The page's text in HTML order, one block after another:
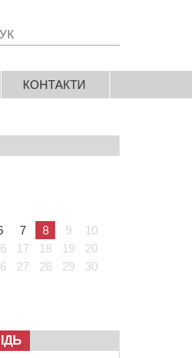
КОНТАКТИ
7 8 9
10
17 18 19
20
27 28 29
30